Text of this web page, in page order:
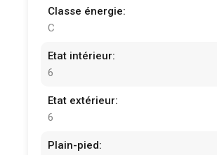
Classe énergie:
C
Etat intérieur:
6
Etat extérieur:
6
Plain-pied: